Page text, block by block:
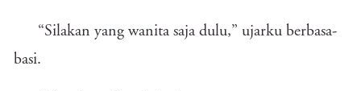
“Silakan yang wanita saja dulu,” ujarku berbasa-
basi.